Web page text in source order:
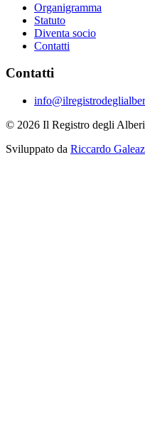
Organigramma
Statuto
Diventa socio
Contatti
Contatti
© 2026 Il Registro degli
Sviluppato da Riccardo